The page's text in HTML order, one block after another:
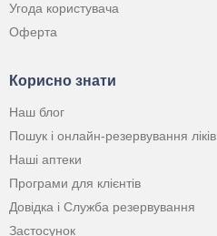
Угода користувача
Оферта
Корисно знати
Наш блог
Пошук і онлайн-резервування ліків
Наші аптеки
Програми для клієнтів
Довідка і Служба резервування
Застосунок